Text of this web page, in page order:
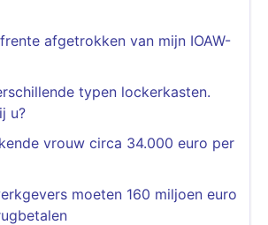
afgetrokken van mijn IOAW-
typen lockerkasten.
u?
vrouw circa 34.000 euro per
moeten 160 miljoen euro